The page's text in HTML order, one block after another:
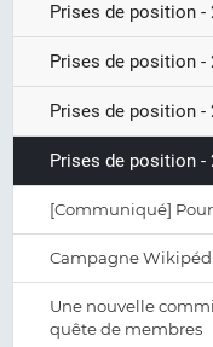
Prises de position -
Prises de position -
Prises de position -
Prises de position -
[Communiqué]
Campagne
Une nouvelle
quête de membres